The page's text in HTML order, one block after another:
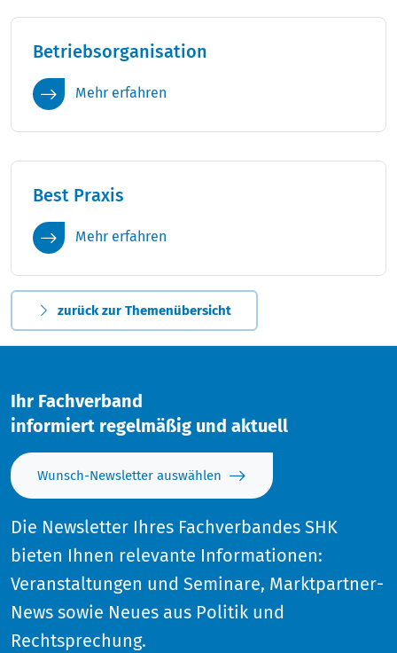
Betriebsorganisation
Mehr erfahren
Best Praxis
Mehr erfahren
zurück zur Themenübersicht
Ihr Fachverband
informiert regelmäßig und aktuell
Wunsch-Newsletter auswählen
Die Newsletter Ihres Fachverbandes SHK
bieten Ihnen relevante Informationen:
Veranstaltungen und Seminare, Marktpartner-
News sowie Neues aus Politik und
Rechtsprechung.